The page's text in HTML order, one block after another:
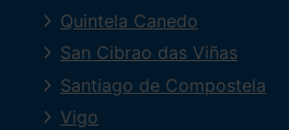
Quintela Canedo
San Cibrao das Viñas
Santiago de Compostela
Vigo